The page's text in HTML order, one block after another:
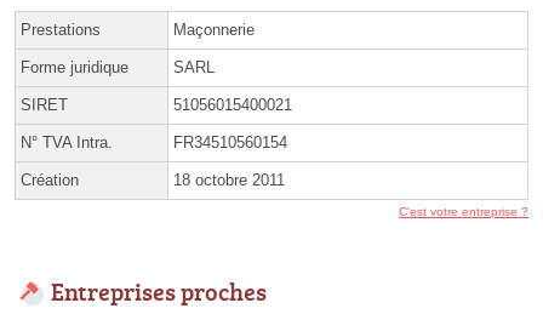
Prestations Maçonnerie
Forme juridique SARL
SIRET 51056015400021
N° TVA Intra. FR34510560154
Création 18 octobre 2011
C'est votre entreprise ?
Entreprises proches